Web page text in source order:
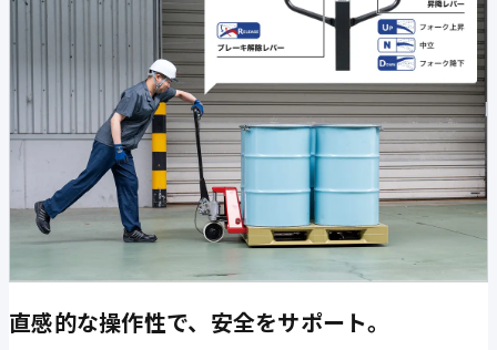
直感的な操作性で、安全をサポート。